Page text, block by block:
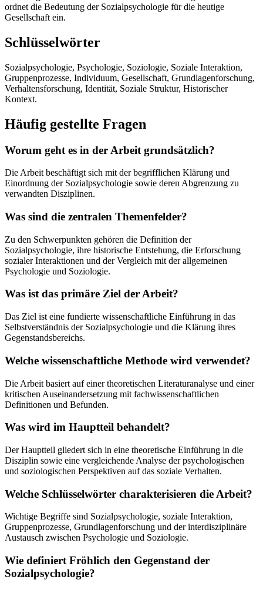
ordnet die Bedeutung der Sozialpsychologie für die heutige
Gesellschaft ein.
Schlüsselwörter
Sozialpsychologie, Psychologie, Soziologie, Soziale Interaktion,
Gruppenprozesse, Individuum, Gesellschaft, Grundlagenforschung,
Verhaltensforschung, Identität, Soziale Struktur, Historischer
Kontext.
Häufig gestellte Fragen
Worum geht es in der Arbeit grundsätzlich?
Die Arbeit beschäftigt sich mit der begrifflichen Klärung und
Einordnung der Sozialpsychologie sowie deren Abgrenzung zu
verwandten Disziplinen.
Was sind die zentralen Themenfelder?
Zu den Schwerpunkten gehören die Definition der
Sozialpsychologie, ihre historische Entstehung, die Erforschung
sozialer Interaktionen und der Vergleich mit der allgemeinen
Psychologie und Soziologie.
Was ist das primäre Ziel der Arbeit?
Das Ziel ist eine fundierte wissenschaftliche Einführung in das
Selbstverständnis der Sozialpsychologie und die Klärung ihres
Gegenstandsbereichs.
Welche wissenschaftliche Methode wird verwendet?
Die Arbeit basiert auf einer theoretischen Literaturanalyse und einer
kritischen Auseinandersetzung mit fachwissenschaftlichen
Definitionen und Befunden.
Was wird im Hauptteil behandelt?
Der Hauptteil gliedert sich in eine theoretische Einführung in die
Disziplin sowie eine vergleichende Analyse der psychologischen
und soziologischen Perspektiven auf das soziale Verhalten.
Welche Schlüsselwörter charakterisieren die Arbeit?
Wichtige Begriffe sind Sozialpsychologie, soziale Interaktion,
Gruppenprozesse, Grundlagenforschung und der interdisziplinäre
Austausch zwischen Psychologie und Soziologie.
Wie definiert Fröhlich den Gegenstand der
Sozialpsychologie?